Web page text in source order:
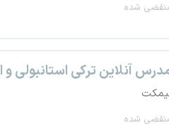
شده
آنلاین ترکی استانبولی و
شده